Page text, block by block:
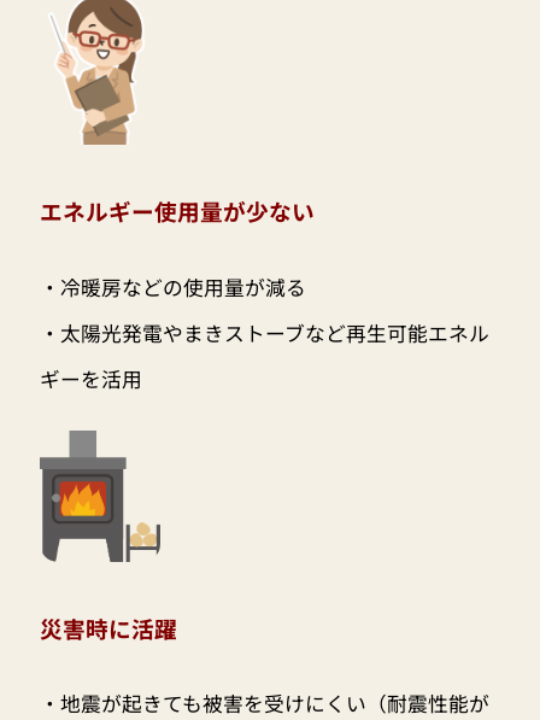
エネルギー使用量が少ない
・冷暖房などの使用量が減る
・太陽光発電やまきストーブなど再生可能エネル
ギーを活用
災害時に活躍
・地震が起きても被害を受けにくい（耐震性能が